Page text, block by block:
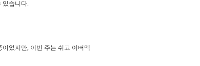
있습니다.
었지만, 이번 주는 쉬고 이버멕